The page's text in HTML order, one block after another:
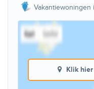
Vakantiewoningen
Klik